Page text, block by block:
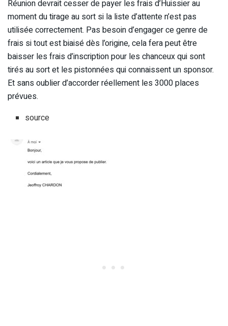
Réunion devrait cesser de payer les frais d’Huissier au
moment du tirage au sort si la liste d’attente n’est pas
utilisée correctement. Pas besoin d’engager ce genre de
frais si tout est biaisé dès l’origine, cela fera peut être
baisser les frais d’inscription pour les chanceux qui sont
tirés au sort et les pistonnées qui connaissent un sponsor.
Et sans oublier d’accorder réellement les 3000 places
prévues.
source